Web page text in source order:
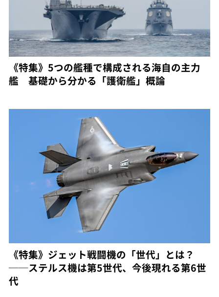
《特集》5つの艦種で構成される海自の主力
艦 基礎から分かる「護衛艦」概論
《特集》ジェット戦闘機の「世代」とは？
──ステルス機は第5世代、今後現れる第6世
代